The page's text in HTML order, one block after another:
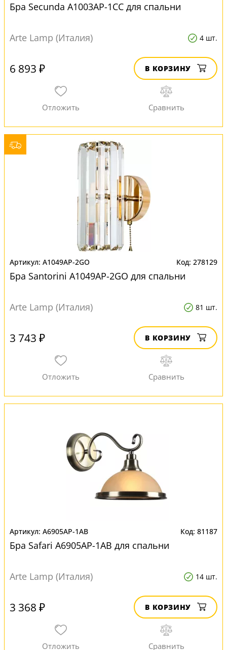
Бра Secunda A1003AP-1CC для спальни
Arte Lamp (Италия) 4 шт.
6 893 ₽ В КОРЗИНУ
A1049AP-2GO 278129
Бра Santorini A1049AP-2GO для спальни
Arte Lamp (Италия) 81 шт.
3 743 ₽ В КОРЗИНУ
A6905AP-1AB 81187
Бра Safari A6905AP-1AB для спальни
Arte Lamp (Италия) 14 шт.
3 368 ₽ В КОРЗИНУ